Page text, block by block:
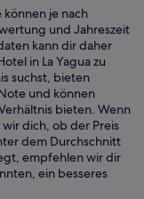
können je nach
und Jahreszeit
kann dir daher
in La Yagua zu
suchst, bieten
und können
bieten. Wenn
dich, ob der Preis
dem Durchschnitt
empfehlen wir dir
ein besseres